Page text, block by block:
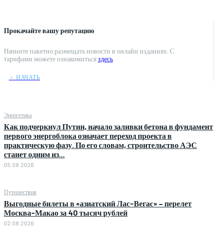
Прокачайте вашу репутацию
Начните пакетно размещать новости в онлайн изданиях. С
тарифами можете ознакомитьсяздесь
﹢ НАЧАТЬ
Энергетика
Как подчеркнул Путин, начало заливки бетона в фундамент
первого энергоблока означает переход проекта в
практическую фазу. По его словам, строительство АЭС
станет одним из...
05.08.2026
Путешествия
Выгодные билеты в «азиатский Лас-Вегас» – перелет
Москва-Макао за 40 тысяч рублей
02.08.2026